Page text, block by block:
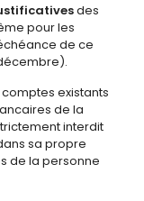
des
pour les
de ce
existants
de la
interdit
sa propre
de la personne